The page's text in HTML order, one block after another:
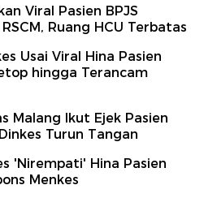
Viral Pasien BPJS
Ruang HCU Terbatas
Usai Viral Hina Pasien
hingga Terancam
Malang Ikut Ejek Pasien
Turun Tangan
'Nirempati' Hina Pasien
Menkes